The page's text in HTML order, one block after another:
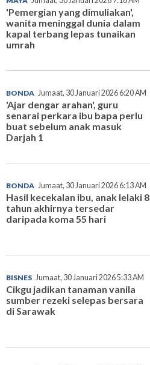
'Pemergian yang dimuliakan',
wanita meninggal dunia dalam
kapal terbang lepas tunaikan
umrah
BONDA Jumaat, 30 Januari 2026 6:20 AM
'Ajar dengar arahan', guru
senarai perkara ibu bapa perlu
buat sebelum anak masuk
Darjah 1
BONDA Jumaat, 30 Januari 2026 6:13 AM
Hasil kecekalan ibu, anak lelaki 8
tahun akhirnya tersedar
daripada koma 55 hari
BISNES Jumaat, 30 Januari 2026 5:33 AM
Cikgu jadikan tanaman vanila
sumber rezeki selepas bersara
di Sarawak